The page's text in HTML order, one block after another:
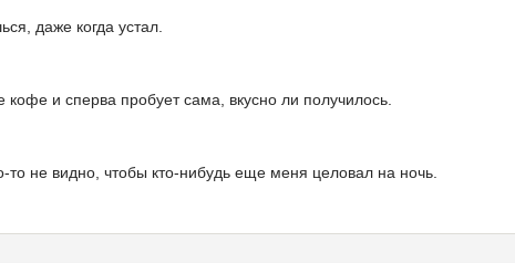
даже когда устал.
и сперва пробует сама, вкусно ли получилось.
не видно, чтобы кто-нибудь еще меня целовал на ночь.